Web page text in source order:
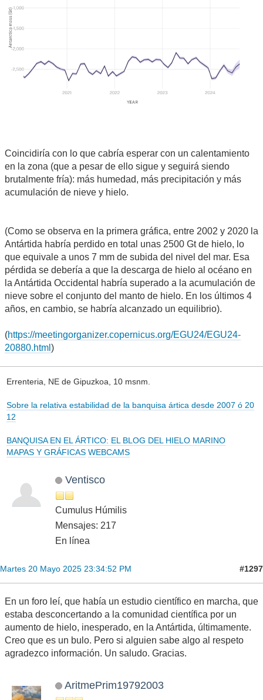
Coincidiría con lo que cabría esperar con un calentamiento
en la zona (que a pesar de ello sigue y seguirá siendo
brutalmente fría): más humedad, más precipitación y más
acumulación de nieve y hielo.
(Como se observa en la primera gráfica, entre 2002 y 2020 la
Antártida habría perdido en total unas 2500 Gt de hielo, lo
que equivale a unos 7 mm de subida del nivel del mar. Esa
pérdida se debería a que la descarga de hielo al océano en
la Antártida Occidental habría superado a la acumulación de
nieve sobre el conjunto del manto de hielo. En los últimos 4
años, en cambio, se habría alcanzado un equilibrio).
(https://meetingorganizer.copernicus.org/EGU24/EGU24-
20880.html )
Errenteria, NE de Gipuzkoa, 10 msnm.
Sobre la relativa estabilidad de la banquisa ártica desde 2007 ó 20
12
BANQUISA EN EL ÁRTICO: EL BLOG DEL HIELO MARINO
MAPAS Y GRÁFICAS WEBCAMS
Ventisco
Cumulus Húmilis
Mensajes: 217
En línea
Martes 20 Mayo 2025 23:34:52 PM #1297
En un foro leí, que había un estudio científico en marcha, que
estaba desconcertando a la comunidad científica por un
aumento de hielo, inesperado, en la Antártida, últimamente.
Creo que es un bulo. Pero si alguien sabe algo al respeto
agradezco información. Un saludo. Gracias.
AritmePrim19792003